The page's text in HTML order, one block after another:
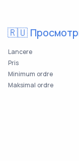
🇷🇺
Lancere
Pris
Minimum ordre
Maksimal ordre